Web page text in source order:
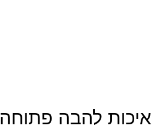
להבה פתוחה